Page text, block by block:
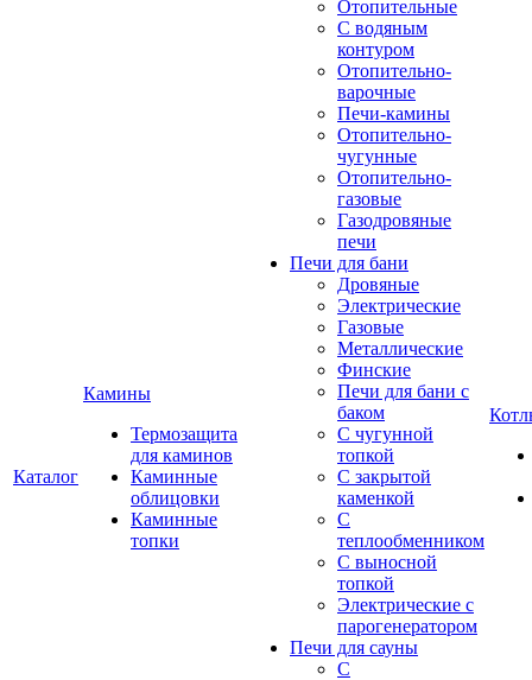
Каталог
Камины
Термозащита
для каминов
Каминные
облицовки
Каминные
топки
Отопительные
C водяным
контуром
Отопительно-
варочные
Печи-камины
Отопительно-
чугунные
Отопительно-
газовые
Газодровяные
печи
Печи для бани
Дровяные
Электрические
Газовые
Металлические
Финские
Печи для бани с
баком
С чугунной
топкой
С закрытой
каменкой
С
теплообменником
С выносной
топкой
Электрические с
парогенератором
Печи для сауны
С